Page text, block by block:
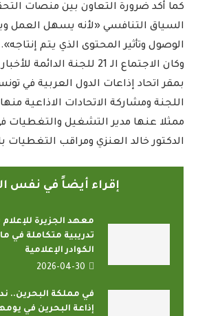
كما أكد ضرورة التعاون بين منصات
السياق التنافسي «لأنه يسهل العمل
الوصول وتأثير المحتوى الذي يتم إنتاجه».
وكان الاجتماع الـ 21 للجنة
بمقر اتحاد إذاعات الدول العربية في
اللجنة ومشاركة الاتحادات الاذاعية
ممثلا عنها مدير التشغيل والتغطيات
الدكتور خالد العنزي ومراقب التغطيات
إقراء أيضاً في نفس
معهد الجزيرة
الكوادر الإعلامية
2026-04-30
في مملكة البحرين..
إذاعة البحرين في